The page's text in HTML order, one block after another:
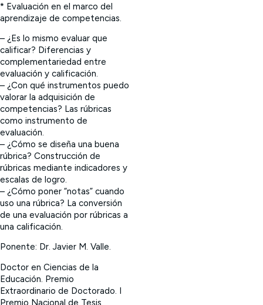
* Evaluación en el marco del
aprendizaje de competencias.
– ¿Es lo mismo evaluar que
calificar? Diferencias y
complementariedad entre
evaluación y calificación.
– ¿Con qué instrumentos puedo
valorar la adquisición de
competencias? Las rúbricas
como instrumento de
evaluación.
– ¿Cómo se diseña una buena
rúbrica? Construcción de
rúbricas mediante indicadores y
escalas de logro.
– ¿Cómo poner “notas” cuando
uso una rúbrica? La conversión
de una evaluación por rúbricas a
una calificación.
Ponente: Dr. Javier M. Valle.
Doctor en Ciencias de la
Educación. Premio
Extraordinario de Doctorado. I
Premio Nacional de Tesis